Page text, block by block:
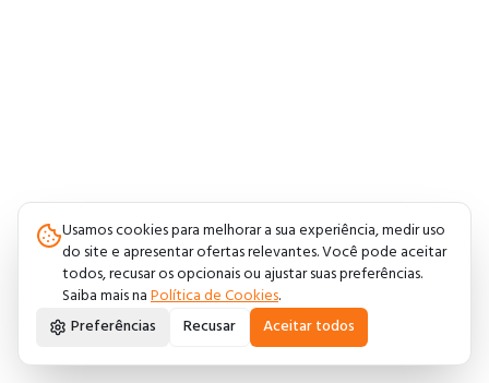
Usamos cookies para melhorar a sua experiência, medir uso
do site e apresentar ofertas relevantes. Você pode aceitar
todos, recusar os opcionais ou ajustar suas preferências.
Saiba mais naPolítica de Cookies.
Preferências
Recusar Aceitar todos